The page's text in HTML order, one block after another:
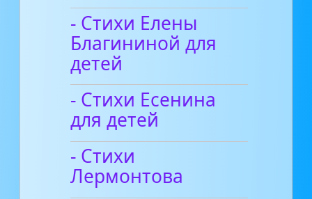
- Стихи Елены
Благининой для
детей
- Стихи Есенина
для детей
- Стихи
Лермонтова